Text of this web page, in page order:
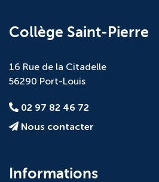
Collège Saint-Pierre
16 Rue de la Citadelle
56290 Port-Louis
02 97 82 46 72
Nous contacter
Informations